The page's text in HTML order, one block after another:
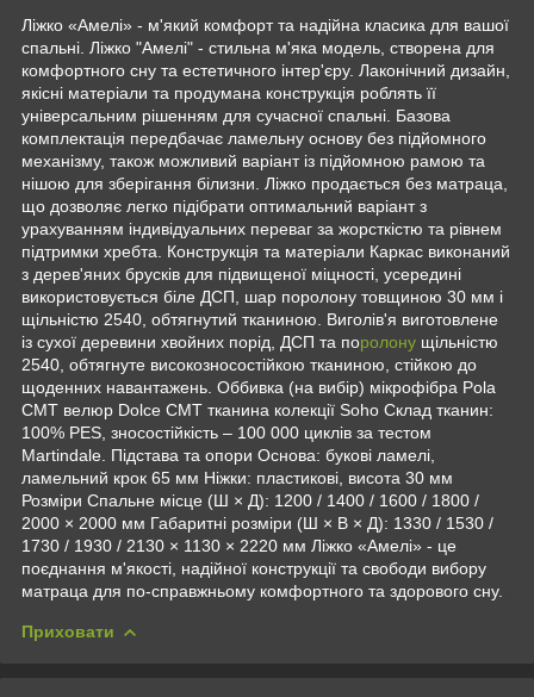
Ліжко «Амелі» - м'який комфорт та надійна класика для вашої
спальні. Ліжко "Амелі" - стильна м'яка модель, створена для
комфортного сну та естетичного інтер'єру. Лаконічний дизайн,
якісні матеріали та продумана конструкція роблять її
універсальним рішенням для сучасної спальні. Базова
комплектація передбачає ламельну основу без підйомного
механізму, також можливий варіант із підйомною рамою та
нішою для зберігання білизни. Ліжко продається без матраца,
що дозволяє легко підібрати оптимальний варіант з
урахуванням індивідуальних переваг за жорсткістю та рівнем
підтримки хребта. Конструкція та матеріали Каркас виконаний
з дерев'яних брусків для підвищеної міцності, усередині
використовується біле ДСП, шар поролону товщиною 30 мм і
щільністю 2540, обтягнутий тканиною. Виголів'я виготовлене
із сухої деревини хвойних порід, ДСП та поролону щільністю
2540, обтягнуте високозносостійкою тканиною, стійкою до
щоденних навантажень. Оббивка (на вибір) мікрофібра Pola
CMT велюр Dolce CMT тканина колекції Soho Склад тканин:
100% PES, зносостійкість – 100 000 циклів за тестом
Martindale. Підстава та опори Основа: букові ламелі,
ламельний крок 65 мм Ніжки: пластикові, висота 30 мм
Розміри Спальне місце (Ш × Д): 1200 / 1400 / 1600 / 1800 /
2000 × 2000 мм Габаритні розміри (Ш × В × Д): 1330 / 1530 /
1730 / 1930 / 2130 × 1130 × 2220 мм Ліжко «Амелі» - це
поєднання м'якості, надійної конструкції та свободи вибору
матраца для по-справжньому комфортного та здорового сну.
Приховати